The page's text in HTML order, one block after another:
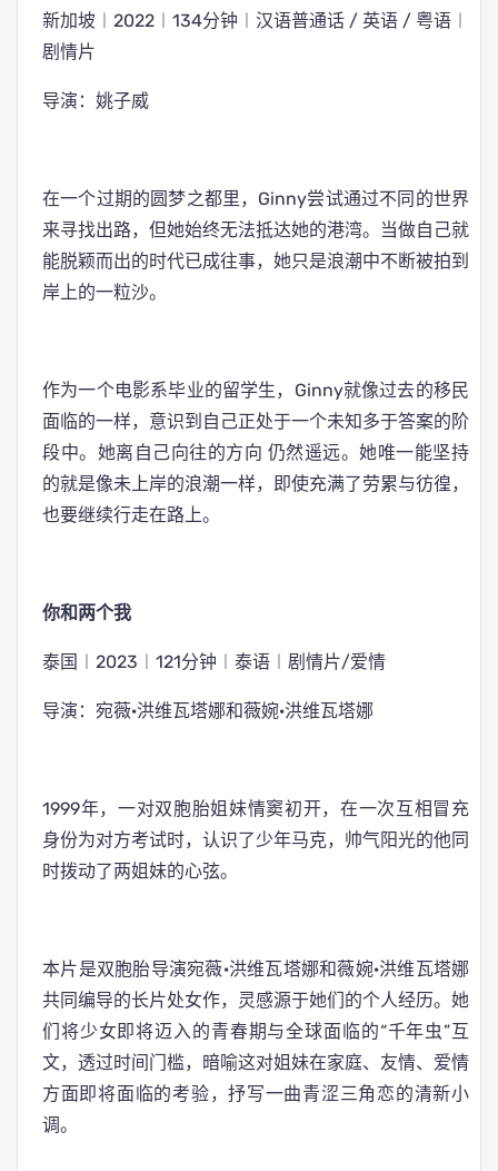
新加坡︱2022︱134分钟︱汉语普通话 / 英语 / 粤语︱
剧情片
导演：姚子威
在一个过期的圆梦之都里，Ginny尝试通过不同的世界
来寻找出路，但她始终无法抵达她的港湾。当做自己就
能脱颖而出的时代已成往事，她只是浪潮中不断被拍到
岸上的一粒沙。
作为一个电影系毕业的留学生，Ginny就像过去的移民
面临的一样，意识到自己正处于一个未知多于答案的阶
段中。她离自己向往的方向 仍然遥远。她唯一能坚持
的就是像未上岸的浪潮一样，即使充满了劳累与彷徨，
也要继续行走在路上。
你和两个我
泰国︱2023︱121分钟︱泰语︱剧情片/爱情
导演：宛薇·洪维瓦塔娜和薇婉·洪维瓦塔娜
1999年，一对双胞胎姐妹情窦初开，在一次互相冒充
身份为对方考试时，认识了少年马克，帅气阳光的他同
时拨动了两姐妹的心弦。
本片是双胞胎导演宛薇·洪维瓦塔娜和薇婉·洪维瓦塔娜
共同编导的长片处女作，灵感源于她们的个人经历。她
们将少女即将迈入的青春期与全球面临的“千年虫”互
文，透过时间门槛，暗喻这对姐妹在家庭、友情、爱情
方面即将面临的考验，抒写一曲青涩三角恋的清新小
调。